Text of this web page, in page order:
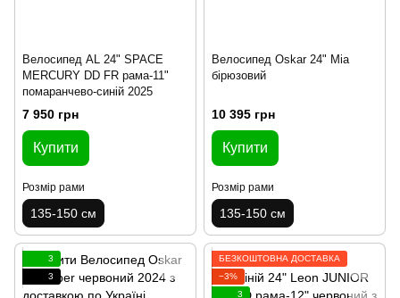
Велосипед AL 24" SPACE
MERCURY DD FR рама-11"
помаранчево-синій 2025
7 950 грн
Купити
Розмір рами
135-150 см
Велосипед Oskar 24" Mia
бірюзовий
10 395 грн
Купити
Розмір рами
135-150 см
3
3
БЕЗКОШТОВНА ДОСТАВКА
−3%
3